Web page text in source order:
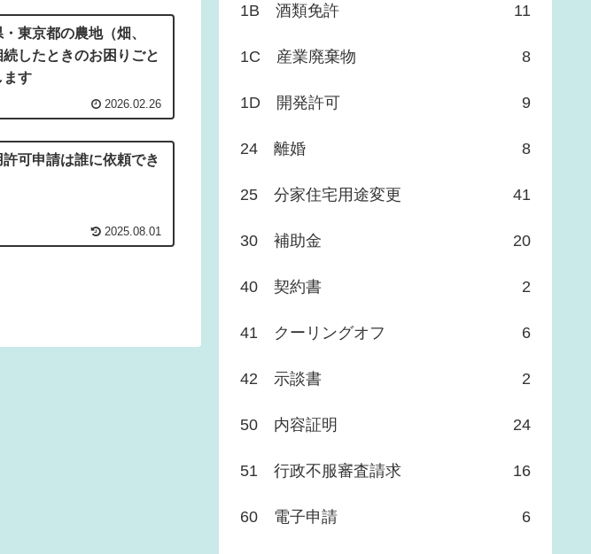
東京都の農地（畑、
続したときのお困りごと
ます
2026.02.26
許可申請は誰に依頼でき
2025.08.01
1B 酒類免許 11
1C 産業廃棄物 8
1D 開発許可 9
24 離婚 8
25 分家住宅用途変更 41
30 補助金 20
40 契約書 2
41 クーリングオフ 6
42 示談書 2
50 内容証明 24
51 行政不服審査請求 16
60 電子申請 6